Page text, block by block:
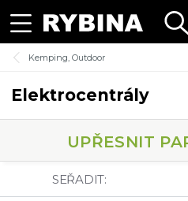
Kemping, Outdoor
Elektrocentrály
UPŘESNIT
SEŘADIT: